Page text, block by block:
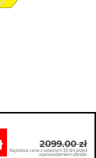
2099.00 zł
Najniższa cena z ostatnich 30 dni przed
wprowadzeniem obniżki